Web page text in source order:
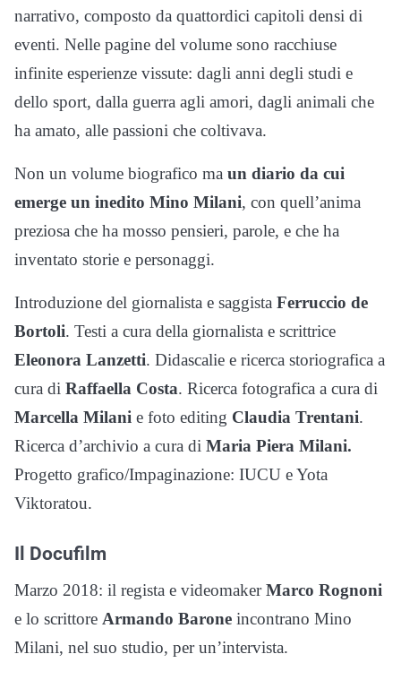
narrativo, composto da quattordici capitoli densi di
eventi. Nelle pagine del volume sono racchiuse
infinite esperienze vissute: dagli anni degli studi e
dello sport, dalla guerra agli amori, dagli animali che
ha amato, alle passioni che coltivava.
Non un volume biografico ma un diario da cui
emerge un inedito Mino Milani, con quell’anima
preziosa che ha mosso pensieri, parole, e che ha
inventato storie e personaggi.
Introduzione del giornalista e saggista Ferruccio de
Bortoli. Testi a cura della giornalista e scrittrice
Eleonora Lanzetti. Didascalie e ricerca storiografica a
cura di Raffaella Costa. Ricerca fotografica a cura di
Marcella Milani e foto editing Claudia Trentani.
Ricerca d’archivio a cura di Maria Piera Milani.
Progetto grafico/Impaginazione: IUCU e Yota
Viktoratou.
Il Docufilm
Marzo 2018: il regista e videomakerMarco Rognoni
e lo scrittore Armando Barone incontrano Mino
Milani, nel suo studio, per un’intervista.